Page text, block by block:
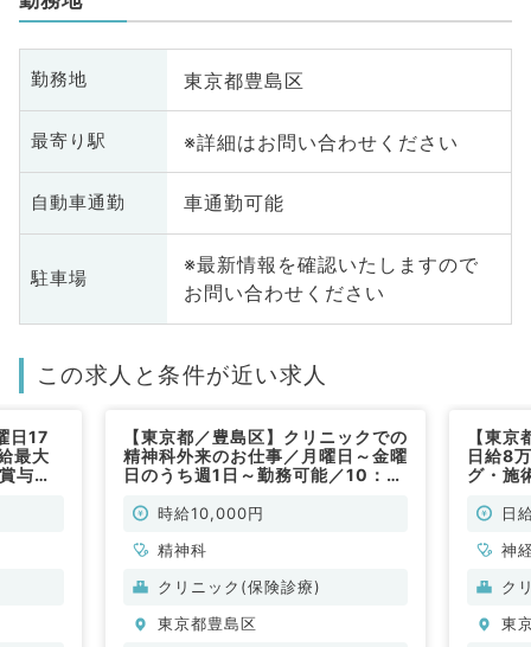
勤務地 東京都豊島区
最寄り駅 ※詳細はお問い合わせください
自動車通勤 車通勤可能
駐車場
※最新情報を確認いたしますので
お問い合わせください
この求人と条件が近い求人
日17
最大
与支
【東京都／豊島区】クリニックでの
精神科外来のお仕事／月曜日～金曜
日のうち週1日～勤務可能／10：
14,000円／時短勤務等もご相談く
時給10,000円
精神科
クリニック(保険診療)
東京都豊島区
【東
日給8
グ・施
常勤）
日
神
ル
脳
ク
東